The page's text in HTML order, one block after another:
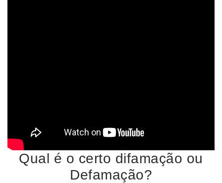
Qual é o certo difamação ou
Defamação?